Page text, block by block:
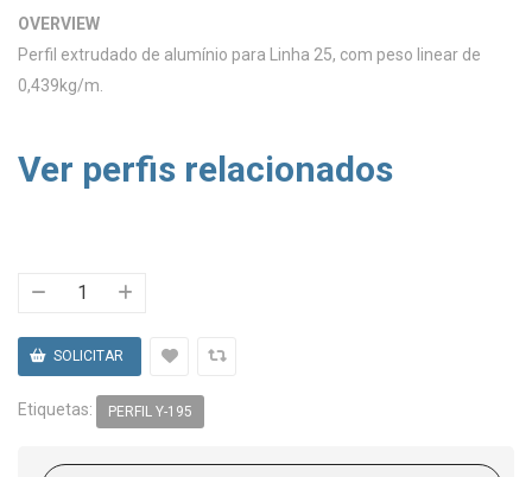
OVERVIEW
Perfil extrudado de alumínio para Linha 25, com peso linear de
0,439kg/m.
Ver perfis relacionados
Etiquetas: PERFIL Y-195